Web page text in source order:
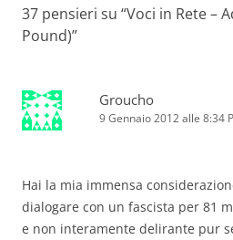
37 pensieri su “Voci in Rete –
Pound)”
Groucho
9 Gennaio 2012 alle 8:34
Hai la mia immensa
dialogare con un fascista per 81
e non interamente delirante pur